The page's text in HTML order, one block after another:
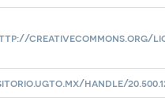
creativecommons.org/
handle/